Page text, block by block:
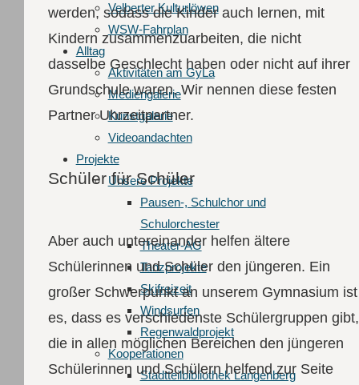
Velberter Kulturlöwen
WSW-Fahrplan
Alltag
Aktivitäten am GyLa
Mediengalerie
Kunstgalerie
Videoandachten
Projekte
Unsere Projekte
Pausen-, Schulchor und
Schulorchester
Theater-AG
Tanzprojekte
Skifreizeit
Windsurfen
Regenwaldprojekt
Kooperationen
Stadtteilbibliothek Langenberg
werden, sodass die Kinder auch lernen, mit
Kindern zusammenzuarbeiten, die nicht
dasselbe Geschlecht haben oder nicht auf ihrer
Grundschule waren. Wir nennen diese festen
Partner Uhrzeitpartner.
Schüler für Schüler
Aber auch untereinander helfen ältere
Schülerinnen und Schüler den jüngeren. Ein
großer Schwerpunkt an unserem Gymnasium ist
es, dass es verschiedenste Schülergruppen gibt,
die in allen möglichen Bereichen den jüngeren
Schülerinnen und Schülern helfend zur Seite